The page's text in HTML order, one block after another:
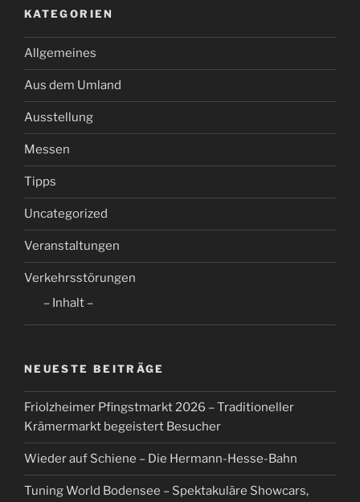
KATEGORIEN
Allgemeines
Aus dem Umland
Ausstellung
Messen
Tipps
Uncategorized
Veranstaltungen
Verkehrsstörungen
– Inhalt –
NEUESTE BEITRÄGE
Friolzheimer Pfingstmarkt 2026 – Traditioneller
Krämermarkt begeistert Besucher
Wieder auf Schiene – Die Hermann-Hesse-Bahn
Tuning World Bodensee – Spektakuläre Showcars,